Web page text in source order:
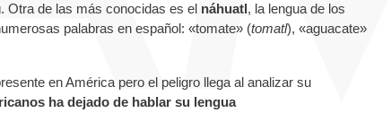
Otra de las más conocidas es el náhuatl, la lengua de los
palabras en español: «tomate» (tomatl), «aguacate»
en América pero el peligro llega al analizar su
ha dejado de hablar su lengua